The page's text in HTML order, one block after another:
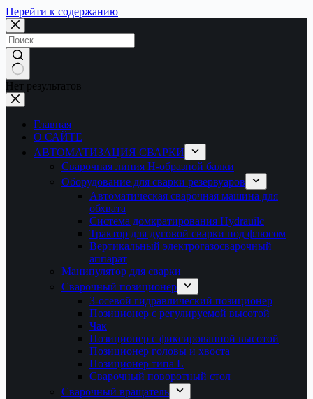
Перейти к содержанию
Нет результатов
Главная
О САЙТЕ
АВТОМАТИЗАЦИЯ СВАРКИ
Сварочная линия H-образной балки
Оборудование для сварки резервуаров
Автоматическая сварочная машина для
обхвата
Система домкратирования Hydrauilc
Трактор для дуговой сварки под флюсом
Вертикальный электрогазосварочный
аппарат
Манипулятор для сварки
Сварочный позиционер
3-осевой гидравлический позиционер
Позиционер с регулируемой высотой
Чак
Позиционер с фиксированной высотой
Позиционер головы и хвоста
Позиционер типа L
Сварочный поворотный стол
Сварочный вращатель